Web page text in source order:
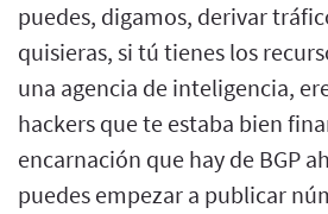
puedes, digamos, derivar
quisieras, si tú tienes los
una agencia de inteligencia,
hackers que te estaba bien
encarnación que hay de BGP
puedes empezar a publicar